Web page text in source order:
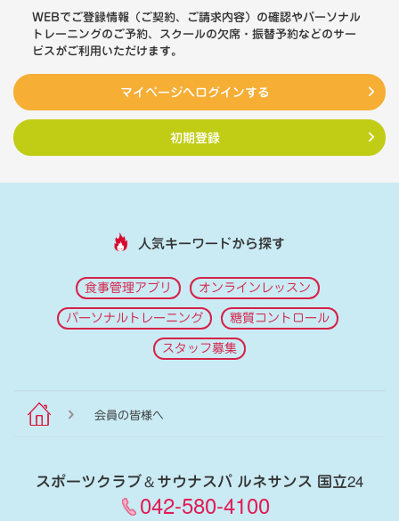
WEBでご登録情報（ご契約、ご請求内容）の確認やパーソナル
トレーニングのご予約、スクールの欠席・振替予約などのサー
ビスがご利用いただけます。
マイページへログインする
初期登録
人気キーワードから探す
食事管理アプリ オンラインレッスン
パーソナルトレーニング 糖質コントロール
スタッフ募集
会員の皆様へ
スポーツクラブ＆サウナスパ ルネサンス 国立24
042-580-4100